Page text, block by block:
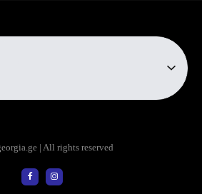
ვიზა
| All rights reserved